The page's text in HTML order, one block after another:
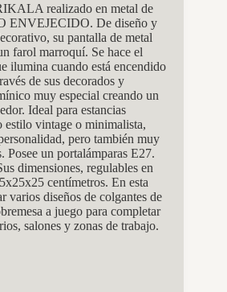
realizado en metal de
ENVEJECIDO. De diseño y
su pantalla de metal
farol marroquí. Se hace el
ilumina cuando está encendido
de sus decorados y
muy especial creando un
Ideal para estancias
estilo vintage o minimalista,
pero también muy
Posee un portalámparas E27.
dimensiones, regulables en
centímetros. En esta
varios diseños de colgantes de
a juego para completar
salones y zonas de trabajo.